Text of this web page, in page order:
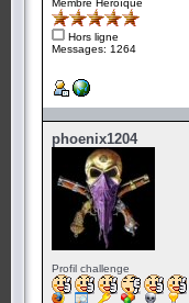
Membre Héroïque
Hors ligne
Messages: 1264
phoenix1204
Profil challenge